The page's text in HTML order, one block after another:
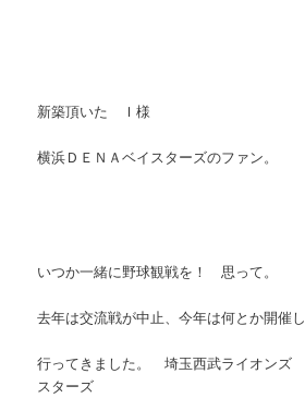
新築頂いた Ｉ様
横浜ＤＥＮＡベイスターズのファン。
いつか一緒に野球観戦を！ 思って。
去年は交流戦が中止、今年は何とか開催し
行ってきました。 埼玉西武ライオン
スターズ